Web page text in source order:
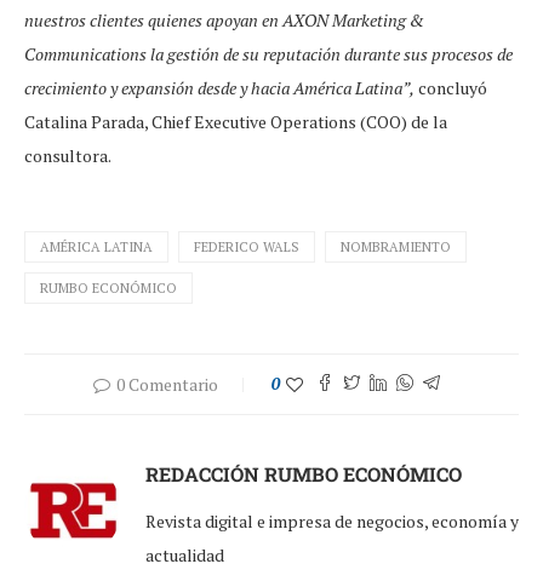
nuestros clientes quienes apoyan en AXON Marketing &
Communications la gestión de su reputación durante sus procesos de
crecimiento y expansión desde y hacia América Latina”, concluyó
Catalina Parada, Chief Executive Operations (COO) de la
consultora.
AMÉRICA LATINA FEDERICO WALS NOMBRAMIENTO
RUMBO ECONÓMICO
0 Comentario 0
REDACCIÓN RUMBO ECONÓMICO
Revista digital e impresa de negocios, economía y
actualidad